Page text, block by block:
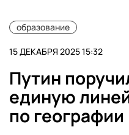
образование
15 ДЕКАБРЯ 2025 15:32
Путин
единую
по географии